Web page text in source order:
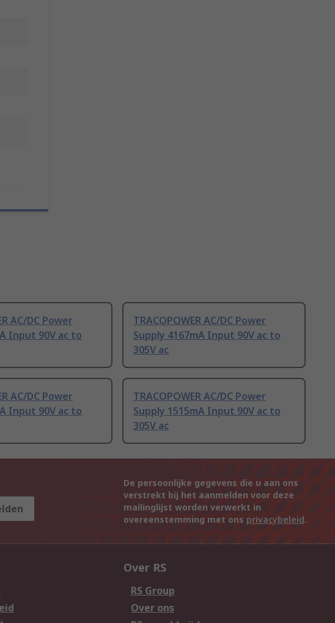
AC/DC Power
Input 90V ac to
TRACOPOWER AC/DC Power
Supply 4167mA Input 90V ac to
305V ac
AC/DC Power
Input 90V ac to
TRACOPOWER AC/DC Power
Supply 1515mA Input 90V ac to
305V ac
De persoonlijke gegevens die u aan ons
verstrekt bij het aanmelden voor deze
mailinglijst worden verwerkt in
overeenstemming met ons privacybeleid.
Over RS
RS Group
Over ons